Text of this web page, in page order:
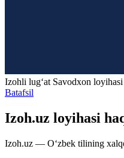
Izohli lugʻat Savodxon
Batafsil
Izoh.uz loyihasi
Izoh.uz — O‘zbek tilining